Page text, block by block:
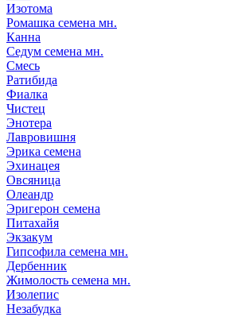
Изотома
Ромашка семена мн.
Канна
Седум семена мн.
Смесь
Ратибида
Фиалка
Чистец
Энотера
Лавровишня
Эрика семена
Эхинацея
Овсяница
Олеандр
Эригерон семена
Питахайя
Экзакум
Гипсофила семена мн.
Дербенник
Жимолость семена мн.
Изолепис
Незабудка